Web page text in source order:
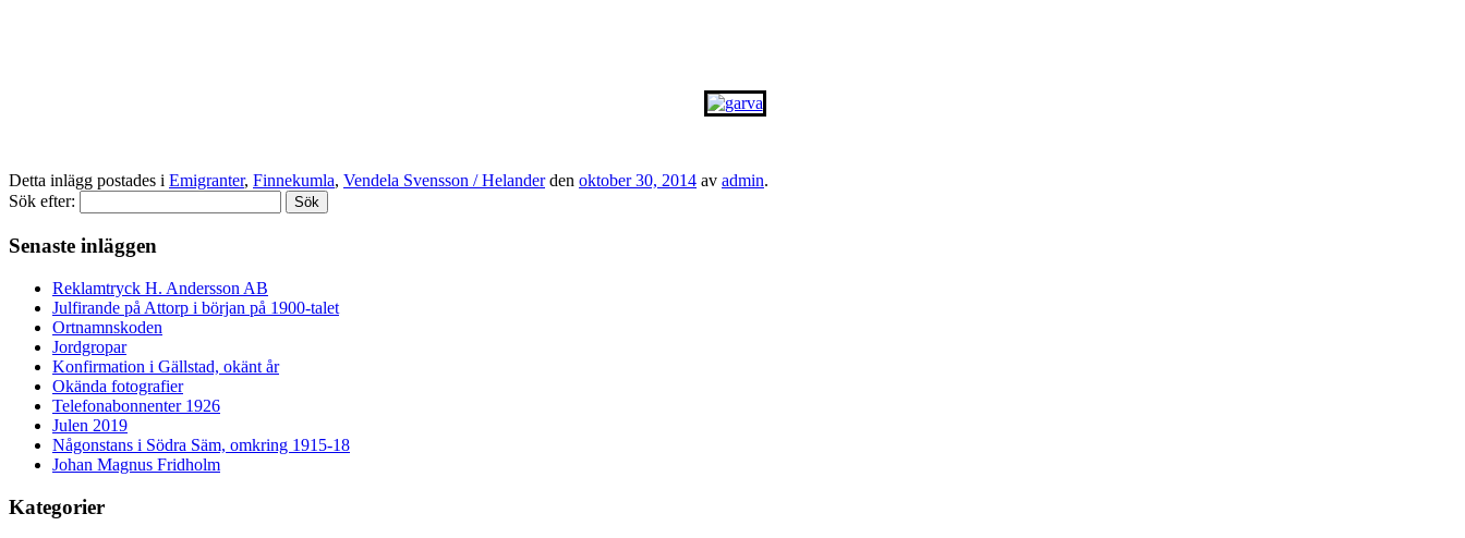
Detta inlägg postades i Emigranter, Finnekumla, Vendela Svensson / Helanderden oktober 30, 2014 av admin.
Sök efter:
Senaste inläggen
Reklamtryck H. Andersson AB
Julfirande på Attorp i början på 1900-talet
Ortnamnskoden
Jordgropar
Konfirmation i Gällstad, okänt år
Okända fotografier
Telefonabonnenter 1926
Julen 2019
Någonstans i Södra Säm, omkring 1915-18
Johan Magnus Fridholm
Kategorier